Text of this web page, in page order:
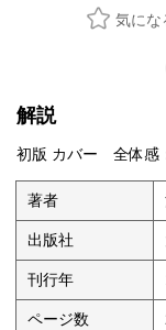
気にな
解説
初版 カバー 全体感
著者
出版社
刊行年
ページ数